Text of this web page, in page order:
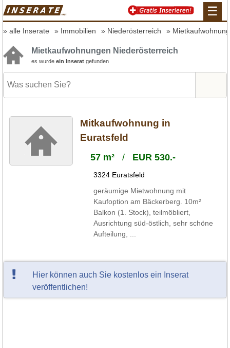
☰
alle Inserate Immobilien Niederösterreich
Mietkaufwohnungen Niederösterreich
es wurde ein Inserat gefunden
Mitkaufwohnung in
Euratsfeld
57 m²/ EUR 530.-
3324 Euratsfeld
geräumige Mietwohnung mit
Kaufoption am Bäckerberg. 10m²
Balkon (1. Stock), teilmöbliert,
Ausrichtung süd-östlich, sehr schöne
Aufteilung, ...
Hier können auch Sie kostenlos ein Inserat
veröffentlichen!